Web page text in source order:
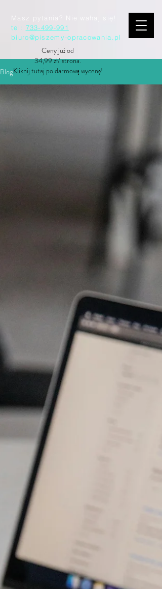
Masz pytania? Nie wahaj się!
tel: 733-499-991
biuro@piszemy-opracowania.pl
Ceny już od
34,99 zł/ strona.
Kliknij tutaj po darmową wycenę!
Blog